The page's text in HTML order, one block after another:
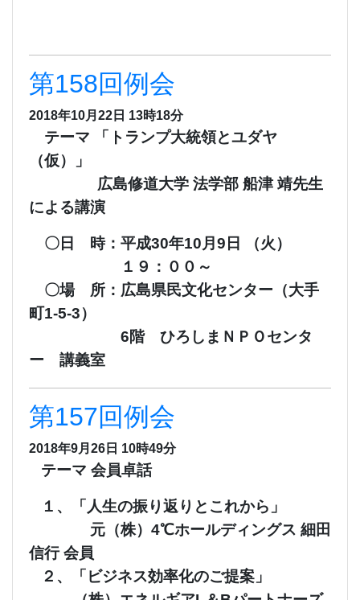
第158回例会
2018年10月22日 13時18分
テーマ 「トランプ大統領とユダヤ
（仮）」
広島修道大学 法学部 船津 靖先生
による講演
〇日 時：平成30年10月9日 （火）
１９：００～
〇場 所：広島県民文化センター（大手
町1-5-3）
6階 ひろしまＮＰＯセンタ
ー 講義室
第157回例会
2018年9月26日 10時49分
テーマ 会員卓話
１、「人生の振り返りとこれから」
元（株）4℃ホールディングス 細田
信行 会員
２、「ビジネス効率化のご提案」